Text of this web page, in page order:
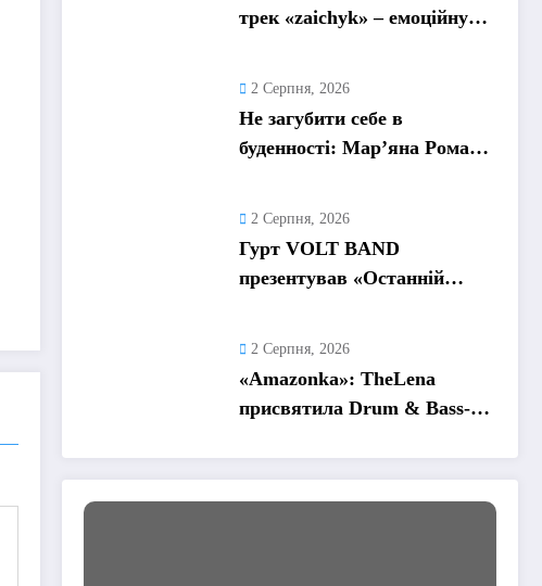
трек «zaichyk» – емоційну
2 Серпня, 2026
Не загубити себе в
буденності: Мар’яна Ромась
2 Серпня, 2026
Гурт VOLT BAND
презентував «Останній
2 Серпня, 2026
«Amazonka»: TheLena
присвятила Drum & Bass-